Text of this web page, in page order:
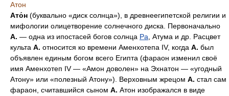
Атон
Ато́н (буквально «диск солнца»), в древнеегипетской религии и
мифологии олицетворение солнечного диска. Первоначально
А. — одна из ипостасей богов солнца Ра , Атума и др. Расцвет
культа А. относится ко времени Аменхотепа IV, когда А. был
объявлен единым богом всего Египта (фараон изменил своё
имя Аменхотеп IV — «Амон доволен» на Эхнатон — «угодный
Атону» или «полезный Атону»). Верховным жрецом А. стал сам
фараон, считавшийся сыном А. Атон изображался в виде